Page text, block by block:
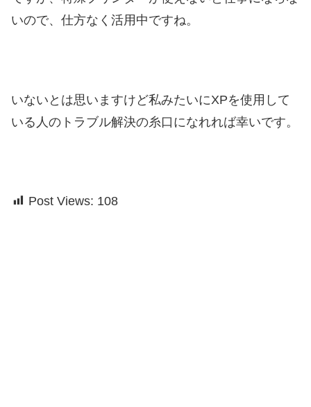
いので、仕方なく活用中ですね。
いないとは思いますけど私みたいにXPを使用して
いる人のトラブル解決の糸口になれれば幸いです。
Post Views: 108